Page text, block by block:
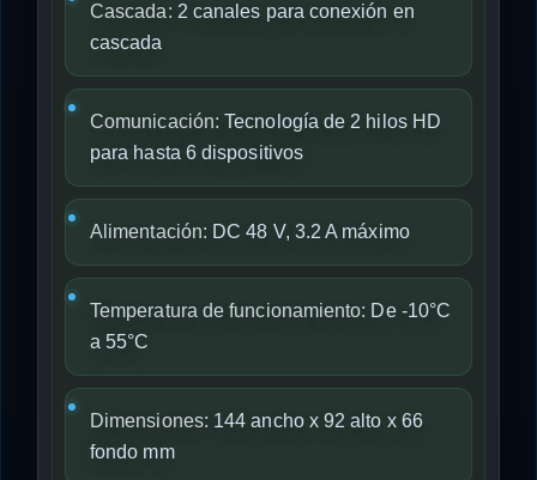
Cascada: 2 canales para conexión en
cascada
Comunicación: Tecnología de 2 hilos HD
para hasta 6 dispositivos
Alimentación: DC 48 V, 3.2 A máximo
Temperatura de funcionamiento: De -10°C
a 55°C
Dimensiones: 144 ancho x 92 alto x 66
fondo mm